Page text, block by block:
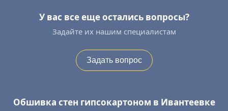
У вас все еще остались вопросы?
Задайте их нашим специалистам
Задать вопрос
Обшивка стен гипсокартоном в Ивантеевке